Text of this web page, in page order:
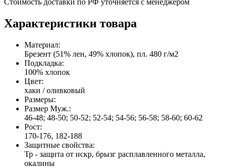
Характеристики товара
Материал:
Брезент (51% лен, 49% хлопок), пл. 480 г/м2
Подкладка:
100% хлопок
Цвет:
хаки / оливковый
Размеры:
Размер Муж.:
46-48; 48-50; 50-52; 52-54; 54-56; 56-58; 58-60; 60-62
Рост:
170-176, 182-188
Защитные свойства:
Тр - защита от искр, брызг расплавленного металла,
окалины